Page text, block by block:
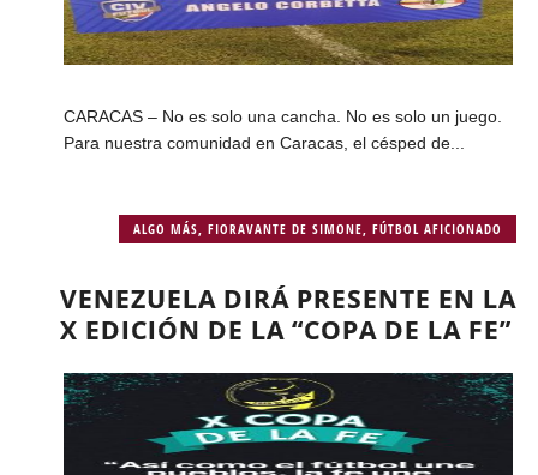
CARACAS – No es solo una cancha. No es solo un juego.
Para nuestra comunidad en Caracas, el césped de...
ALGO MÁS ,FIORAVANTE DE SIMONE ,FÚTBOL AFICIONADO
VENEZUELA DIRÁ PRESENTE EN LA
X EDICIÓN DE LA “COPA DE LA FE”